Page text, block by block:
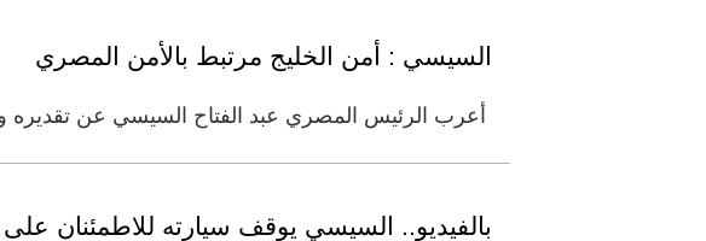
السيسي : أمن الخليج مرتبط بالأمن المصري
أعرب الرئيس المصري عبد الفتاح السيسي عن تقديره
بالفيديو.. السيسي يوقف سيارته للاطمئنان